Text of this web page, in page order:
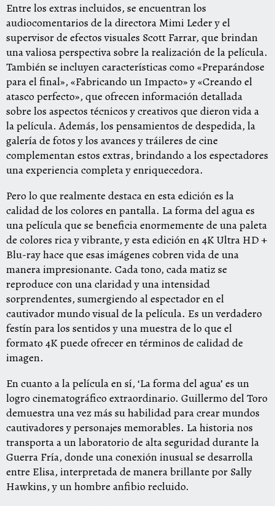
Entre los extras incluidos, se encuentran los
audiocomentarios de la directora Mimi Leder y el
supervisor de efectos visuales Scott Farrar, que brindan
una valiosa perspectiva sobre la realización de la película.
También se incluyen características como «Preparándose
para el final», «Fabricando un Impacto» y «Creando el
atasco perfecto», que ofrecen información detallada
sobre los aspectos técnicos y creativos que dieron vida a
la película. Además, los pensamientos de despedida, la
galería de fotos y los avances y tráileres de cine
complementan estos extras, brindando a los espectadores
una experiencia completa y enriquecedora.
Pero lo que realmente destaca en esta edición es la
calidad de los colores en pantalla. La forma del agua es
una película que se beneficia enormemente de una paleta
de colores rica y vibrante, y esta edición en 4K Ultra HD +
Blu-ray hace que esas imágenes cobren vida de una
manera impresionante. Cada tono, cada matiz se
reproduce con una claridad y una intensidad
sorprendentes, sumergiendo al espectador en el
cautivador mundo visual de la película. Es un verdadero
festín para los sentidos y una muestra de lo que el
formato 4K puede ofrecer en términos de calidad de
imagen.
En cuanto a la película en sí, ‘La forma del agua’ es un
logro cinematográfico extraordinario. Guillermo del Toro
demuestra una vez más su habilidad para crear mundos
cautivadores y personajes memorables. La historia nos
transporta a un laboratorio de alta seguridad durante la
Guerra Fría, donde una conexión inusual se desarrolla
entre Elisa, interpretada de manera brillante por Sally
Hawkins, y un hombre anfibio recluido.